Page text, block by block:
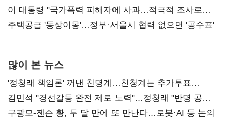
총선 지휘 못해"
이 대통령 "국가폭력 피해자에 사과…적극적 조사로
진실 밝혀야"
주택공급 '동상이몽'…정부·서울시 협력 없으면 '공수표'
많이 본 뉴스
'정청래 책임론' 꺼낸 친명계…친청계는 추가투표
때리기
김민석 "경선갈등 완전 제로 노력"…정청래 "반명 공세
사과부터"
구광모-젠슨 황, 두 달 만에 또 만난다…로봇·AI 등 논의